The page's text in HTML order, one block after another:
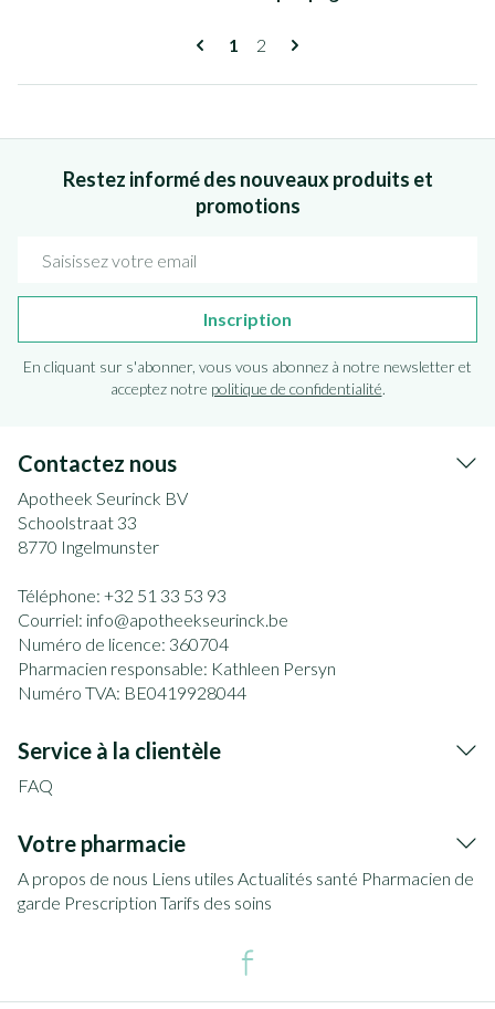
Pages
Vous lisez actuellement la page
1 Page
2
Restez informé des nouveaux produits et
promotions
Inscription
En cliquant sur s'abonner, vous vous abonnez à notre newsletter et
acceptez notre politique de confidentialité.
Contactez nous
Apotheek Seurinck BV
Schoolstraat 33
8770 Ingelmunster
Téléphone: +32 51 33 53 93
Courriel: info@apotheekseurinck.be
Numéro de licence: 360704
Pharmacien responsable: Kathleen Persyn
Numéro TVA: BE0419928044
Service à la clientèle
FAQ
Votre pharmacie
A propos de nous Liens utiles Actualités santé Pharmacien de
garde Prescription Tarifs des soins